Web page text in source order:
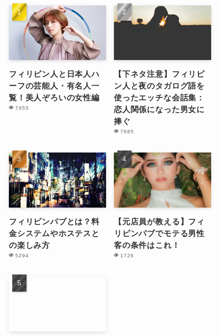
フィリピン人と日本人ハ
ーフの芸能人・有名人一
覧！美人ぞろいの女性編
7955
【下ネタ注意】フィリピ
ン人と夜のタガログ語を
使ったエッチな会話集：
恋人関係になった男女に
捧ぐ
7685
フィリピンパブとは？料
金システムやホステスと
の楽しみ方
5294
【元店員が教える】フィ
リピンパブでモテる男性
客の条件はこれ！
1726